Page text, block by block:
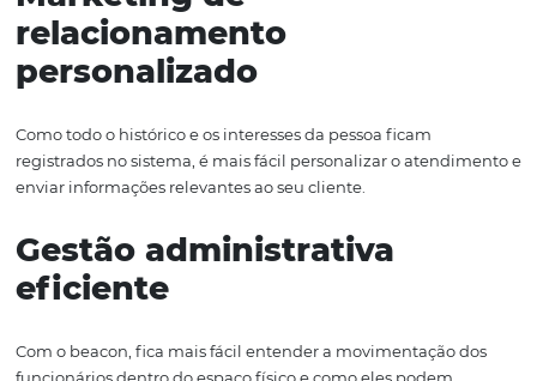
O beacon, em perfeito funcionamento, tem inúmeros
benefícios. Listaremos alguns deles. Confira:
Marca mais forte
concorrentes. As pessoas passam a reconhecer o
estabelecimento e têm mais vontade de fechar
você.